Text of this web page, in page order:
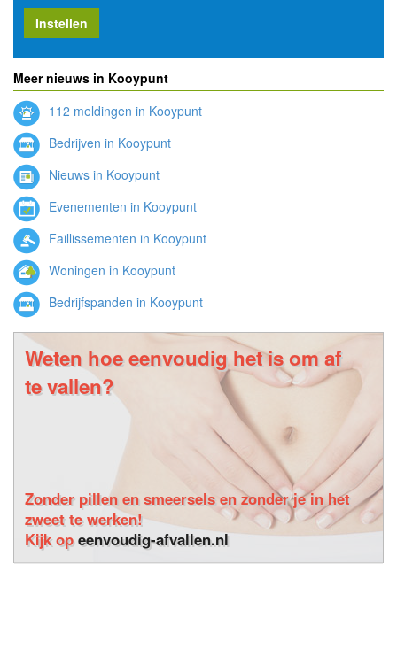
Instellen
Meer nieuws in Kooypunt
112 meldingen in Kooypunt
Bedrijven in Kooypunt
Nieuws in Kooypunt
Evenementen in Kooypunt
Faillissementen in Kooypunt
Woningen in Kooypunt
Bedrijfspanden in Kooypunt
Weten hoe eenvoudig het is om af
te vallen?
Zonder pillen en smeersels en zonder je in het
zweet te werken!
Kijk opeenvoudig-afvallen.nl